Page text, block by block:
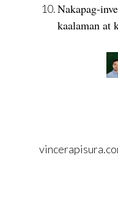
Nakapag-
kaalaman at